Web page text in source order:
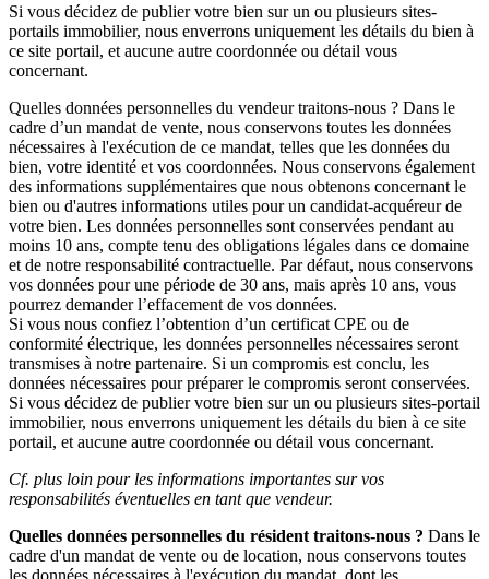
Si vous décidez de publier votre bien sur un ou plusieurs sites-
portails immobilier, nous enverrons uniquement les détails du bien à
ce site portail, et aucune autre coordonnée ou détail vous
concernant.
Quelles données personnelles du vendeur traitons-nous ? Dans le
cadre d’un mandat de vente, nous conservons toutes les données
nécessaires à l'exécution de ce mandat, telles que les données du
bien, votre identité et vos coordonnées. Nous conservons également
des informations supplémentaires que nous obtenons concernant le
bien ou d'autres informations utiles pour un candidat-acquéreur de
votre bien. Les données personnelles sont conservées pendant au
moins 10 ans, compte tenu des obligations légales dans ce domaine
et de notre responsabilité contractuelle. Par défaut, nous conservons
vos données pour une période de 30 ans, mais après 10 ans, vous
pourrez demander l’effacement de vos données.
Si vous nous confiez l’obtention d’un certificat CPE ou de
conformité électrique, les données personnelles nécessaires seront
transmises à notre partenaire. Si un compromis est conclu, les
données nécessaires pour préparer le compromis seront conservées.
Si vous décidez de publier votre bien sur un ou plusieurs sites-portail
immobilier, nous enverrons uniquement les détails du bien à ce site
portail, et aucune autre coordonnée ou détail vous concernant.
Cf. plus loin pour les informations importantes sur vos
responsabilités éventuelles en tant que vendeur.
Quelles données personnelles du résident traitons-nous ? Dans le
cadre d'un mandat de vente ou de location, nous conservons toutes
les données nécessaires à l'exécution du mandat, dont les